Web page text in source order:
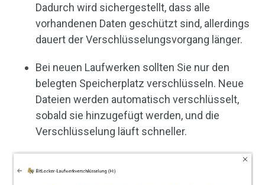
Dadurch wird sichergestellt, dass alle
vorhandenen Daten geschützt sind, allerdings
dauert der Verschlüsselungsvorgang länger.
Bei neuen Laufwerken sollten Sie nur den
belegten Speicherplatz verschlüsseln. Neue
Dateien werden automatisch verschlüsselt,
sobald sie hinzugefügt werden, und die
Verschlüsselung läuft schneller.